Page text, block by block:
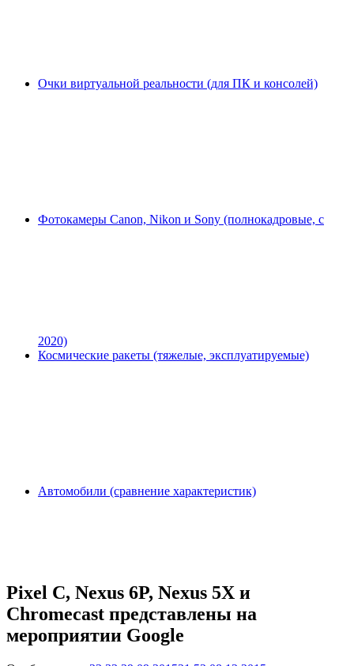
Очки виртуальной реальности (для ПК и консолей)
Фотокамеры Canon, Nikon и Sony (полнокадровые, с
2020)
Космические ракеты (тяжелые, эксплуатируемые)
Автомобили (сравнение характеристик)
Pixel C, Nexus 6P, Nexus 5X и
Chromecast представлены на
мероприятии Google